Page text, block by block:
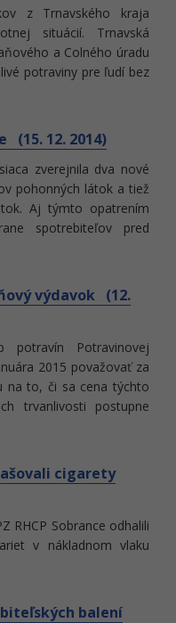
z Trnavského kraja
situácií. Trnavská
a Colného úradu
potraviny pre ľudí bez
(15. 12. 2014)
zverejnila dva nové
pohonných látok a tiež
Aj týmto opatrením
spotrebiteľov pred
výdavok (12.
potravín Potravinovej
2015 považovať za
na to, či sa cena týchto
trvanlivosti postupne
cigarety
RHCP Sobrance odhalili
v nákladnom vlaku
balení